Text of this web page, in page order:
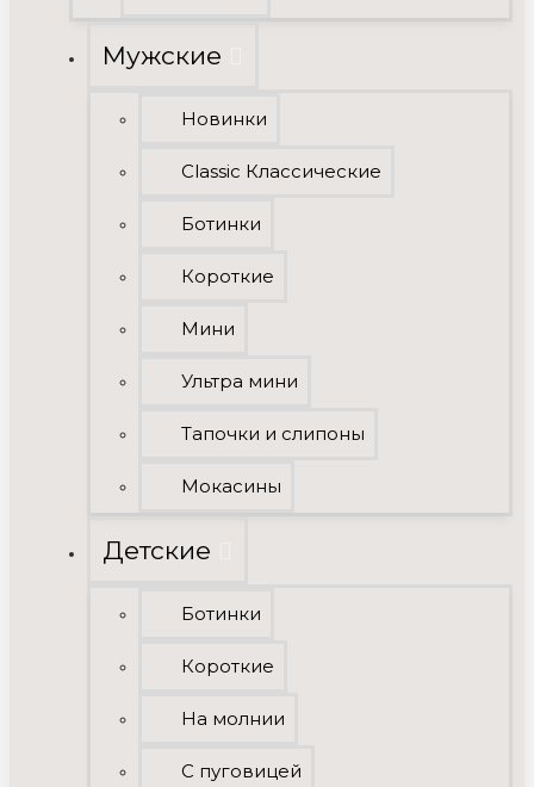
Мужские
Новинки
Classic Классические
Ботинки
Короткие
Мини
Ультра мини
Тапочки и слипоны
Мокасины
Детские
Ботинки
Короткие
На молнии
С пуговицей